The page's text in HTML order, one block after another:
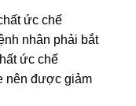
ức chế
nhân phải bắt
ức chế
nên được giảm